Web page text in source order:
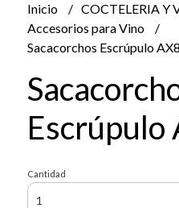
Inicio
COCTELERIA Y
Accesorios para Vino
Sacacorchos Escrúpulo
Escrúpulo
Cantidad